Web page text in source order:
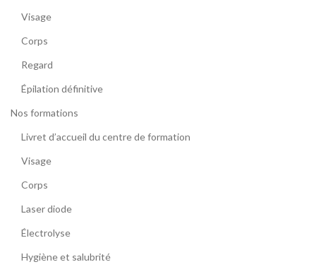
Visage
Corps
Regard
Épilation définitive
Nos formations
Livret d’accueil du centre de formation
Visage
Corps
Laser diode
Électrolyse
Hygiène et salubrité